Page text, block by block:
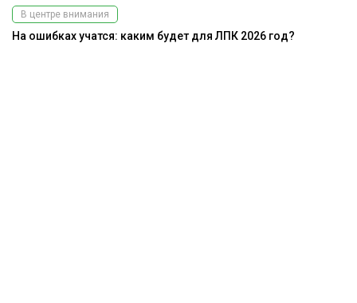
В центре внимания
На ошибках учатся: каким будет для ЛПК 2026 год?